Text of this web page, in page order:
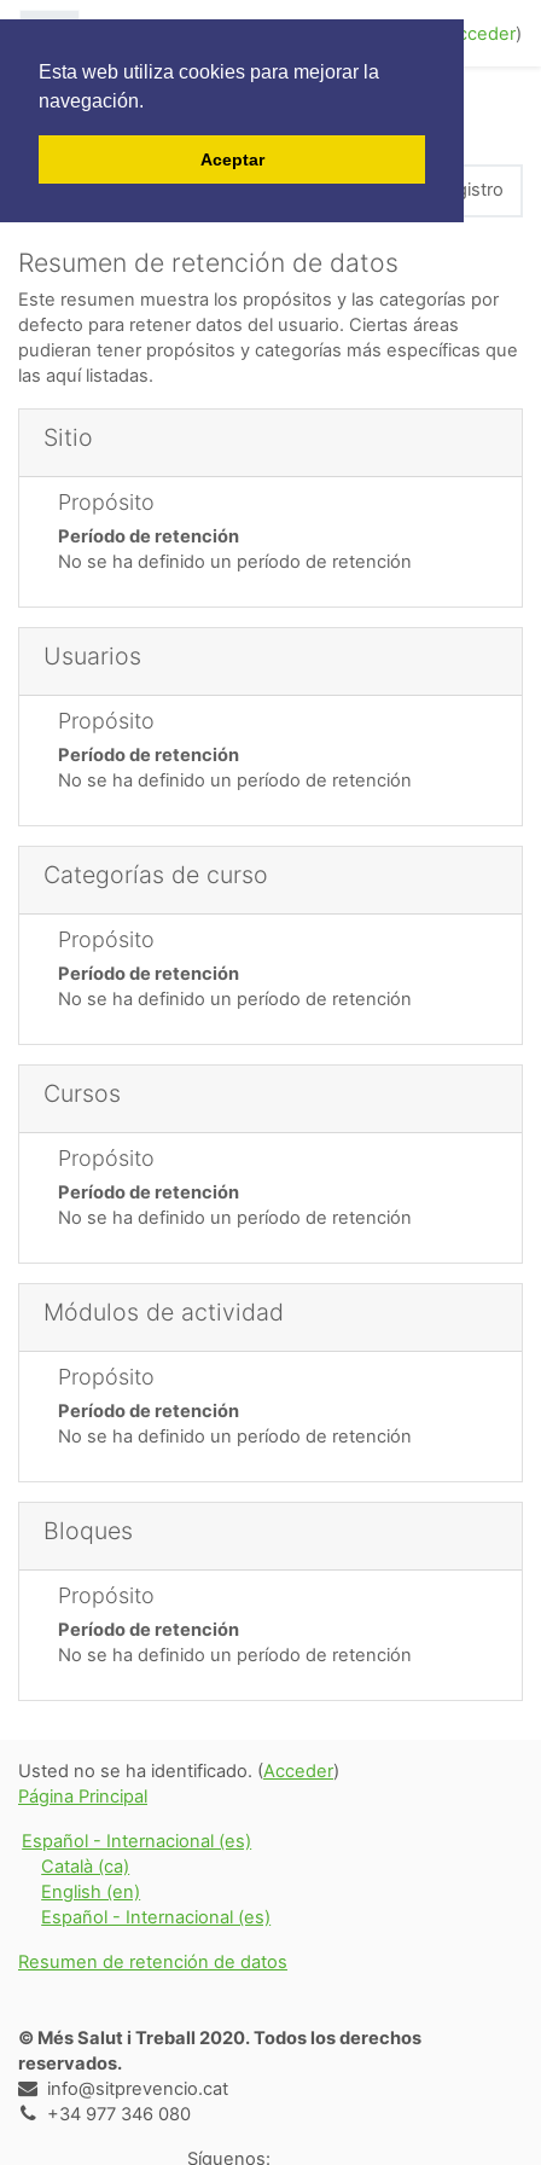
Esta web utiliza cookies para mejorar la
navegación.
Aceptar
Acceder)
Salut i Treball
Página Principal Resumen de configuración del registro
Resumen de retención de datos
Este resumen muestra los propósitos y las categorías por
defecto para retener datos del usuario. Ciertas áreas
pudieran tener propósitos y categorías más específicas que
las aquí listadas.
Sitio
Propósito
Período de retención
No se ha definido un período de retención
Usuarios
Propósito
Período de retención
No se ha definido un período de retención
Categorías de curso
Propósito
Período de retención
No se ha definido un período de retención
Cursos
Propósito
Período de retención
No se ha definido un período de retención
Módulos de actividad
Propósito
Período de retención
No se ha definido un período de retención
Bloques
Propósito
Período de retención
No se ha definido un período de retención
Usted no se ha identificado. (Acceder)
Página Principal
Español - Internacional ‎(es)‎
Català ‎(ca)‎
English ‎(en)‎
Español - Internacional ‎(es)‎
Resumen de retención de datos
© Més Salut i Treball 2020. Todos los derechos
reservados.
info@sitprevencio.cat
+34 977 346 080
Síguenos: